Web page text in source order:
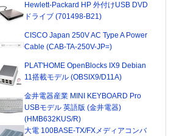
Hewlett-Packard HP 外付けUSB DVD
ドライブ (701498-B21)
CISCO Japan 250V AC Type A Power
Cable (CAB-TA-250V-JP=)
PLAT'HOME OpenBlocks IX9 Debian
11搭載モデル (OBSIX9/D11A)
金井電器産業 MINI KEYBOARD Pro
USBモデル 英語版 (金井電器)
(HMB632KUS/R)
大電 100BASE-TX/FXメディアコンバ